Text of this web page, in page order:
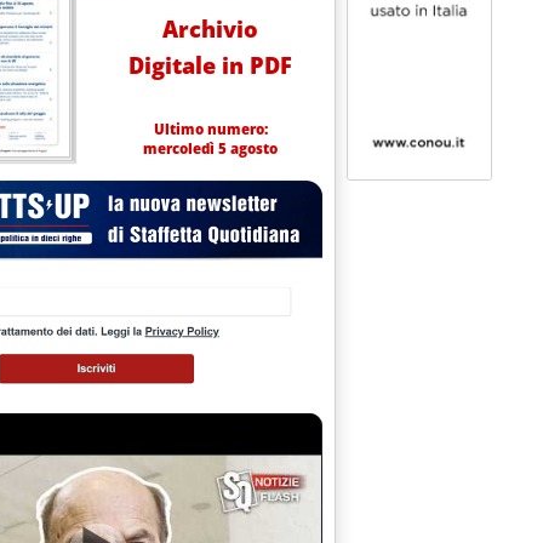
gas e rinnovabili, recuperare la via delle aste Cfd
Archivio
Digitale in PDF
Ultimo numero:
mercoledì 5 agosto